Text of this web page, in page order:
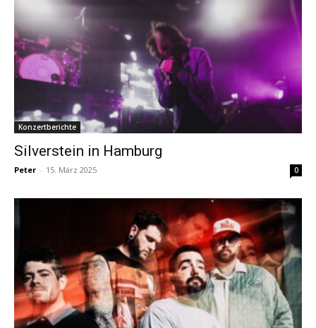
Konzertberichte
Silverstein in Hamburg
Peter - 15. März 2025 0